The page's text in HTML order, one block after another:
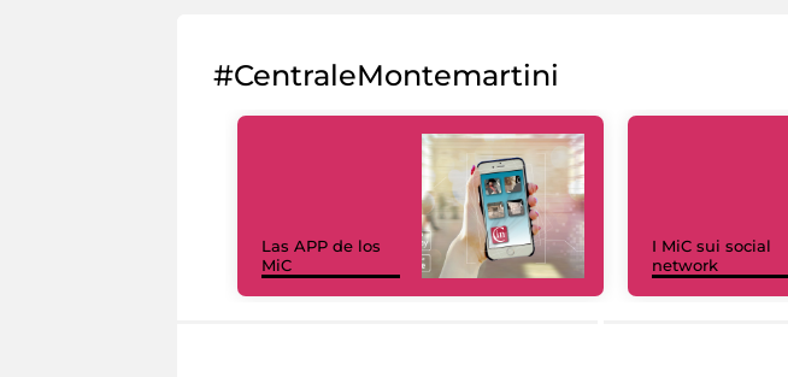
#CentraleMontemartini
Las APP de los
MiC
I MiC sui social
network